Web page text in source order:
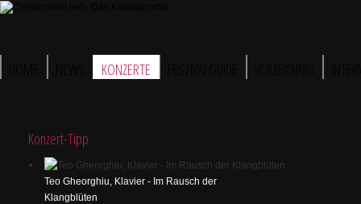
KONZERTE
Konzert-Tipp
Teo Gheorghiu, Klavier - Im Rausch der
Klangblüten